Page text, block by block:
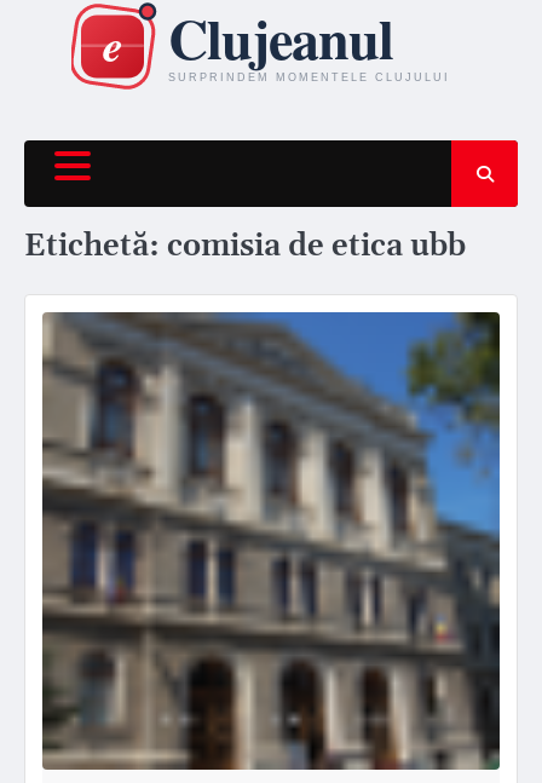
content
Etichetă: comisia de etica ubb